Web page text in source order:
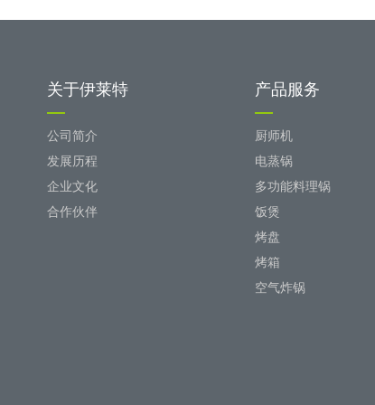
关于伊莱特
公司简介
发展历程
企业文化
合作伙伴
产品服务
厨师机
电蒸锅
多功能料理锅
饭煲
烤盘
烤箱
空气炸锅